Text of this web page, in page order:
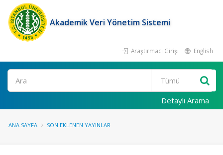
Akademik Veri Yönetim Sistemi
Araştırmacı Girişi English
Ara
Detaylı Arama
ANA SAYFA SON EKLENEN YAYINLAR